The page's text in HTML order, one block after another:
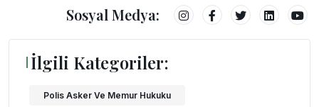
Sosyal Medya:
İlgili Kategoriler:
Polis Asker Ve Memur Hukuku